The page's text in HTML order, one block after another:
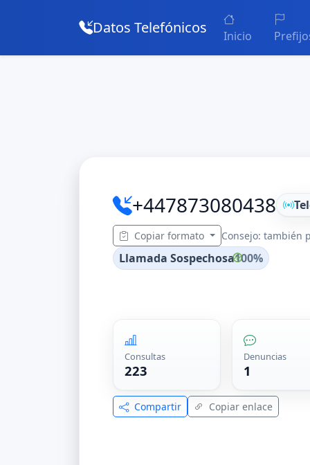
Datos Telefónicos Inicio
+447873080438
Copiar formato Consejo: también
Llamada Sospechosa100%
Consultas
223
Denuncias
1
Compartir Copiar enlace